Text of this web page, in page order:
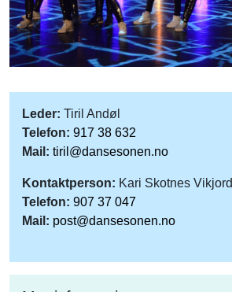
Leder: Tiril Andøl
Telefon: 917 38 632
Mail: tiril@dansesonen.no
Kontaktperson: Kari Skotnes Vikjord
Telefon: 907 37 047
Mail: post@dansesonen.no